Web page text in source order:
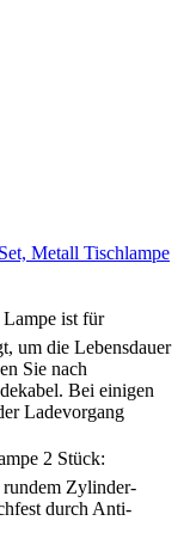
Metall Tischlampe
ist für
um die Lebensdauer
Sie nach
Bei einigen
Ladevorgang
2 Stück:
Zylinder-
durch Anti-